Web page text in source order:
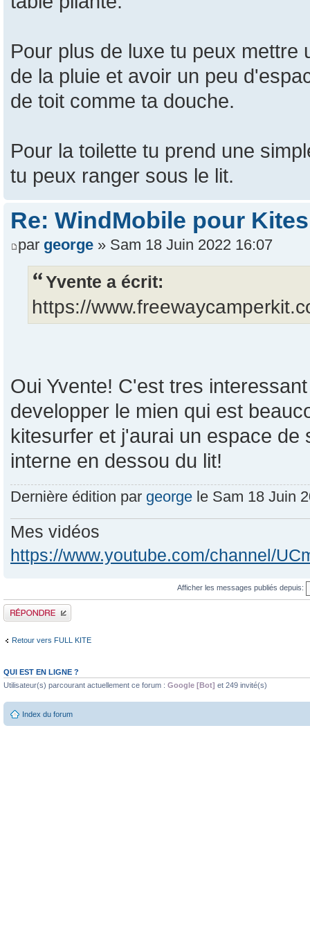
Pour plus de luxe tu peux
de la pluie et avoir un peu
de toit comme ta douche.
Pour la toilette tu prend une
tu peux ranger sous le lit.
Re: WindMobile pour
par george » Sam 18 Juin 2022 16:07
Yvente a écrit:
https://
Oui Yvente! C'est tres
developper le mien qui est
kitesurfer et j'aurai un espace
interne en dessou du lit!
Dernière édition par george le Sam 18 Juin
Mes vidéos
https://www.youtube.com/channel/
Afficher les messages publiés depuis:
Publier une réponse
Retour vers FULL KITE
QUI EST EN LIGNE ?
Utilisateur(s) parcourant actuellement ce forum : Google [Bot] et 249 invité(s)
Index du forum